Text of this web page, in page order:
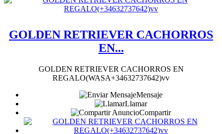
GOLDEN RETRIEVER CACHORROS
EN...
GOLDEN RETRIEVER CACHORROS EN
REGALO(WASA+34632737642)vv
Mensaje
Llamar
Compartir